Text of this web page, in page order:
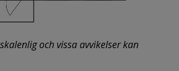
och vissa avvikelser kan